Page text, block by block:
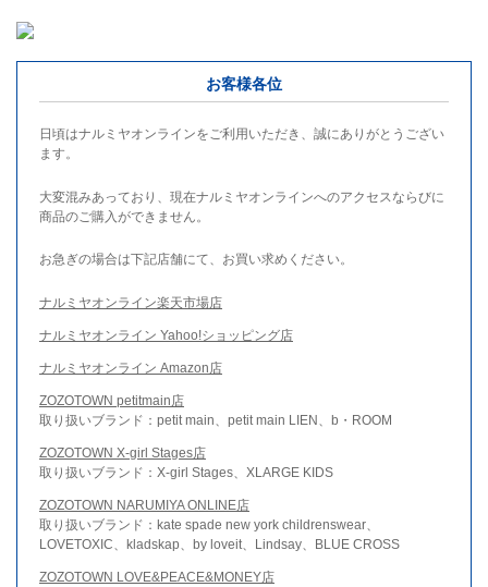
お客様各位
日頃はナルミヤオンラインをご利用いただき、誠にありがとうござい
ます。
大変混みあっており、現在ナルミヤオンラインへのアクセスならびに
商品のご購入ができません。
お急ぎの場合は下記店舗にて、お買い求めください。
ナルミヤオンライン楽天市場店
ナルミヤオンライン Yahoo!ショッピング店
ナルミヤオンライン Amazon店
ZOZOTOWN petitmain店
取り扱いブランド：petit main、petit main LIEN、b・ROOM
ZOZOTOWN X-girl Stages店
取り扱いブランド：X-girl Stages、XLARGE KIDS
ZOZOTOWN NARUMIYA ONLINE店
取り扱いブランド：kate spade new york childrenswear、
LOVETOXIC、kladskap、by loveit、Lindsay、BLUE CROSS
ZOZOTOWN LOVE&PEACE&MONEY店